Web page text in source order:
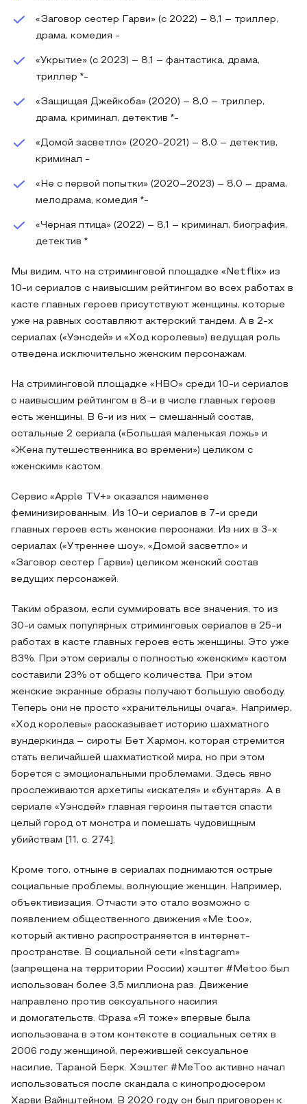
«Заговор сестер Гарви» (с 2022) – 8,1 – триллер,
драма, комедия -
«Укрытие» (с 2023) – 8,1 – фантастика, драма,
триллер *-
«Защищая Джейкоба» (2020) – 8,0 – триллер,
драма, криминал, детектив *-
«Домой засветло» (2020-2021) – 8,0 – детектив,
криминал -
«Не с первой попытки» (2020–2023) – 8,0 – драма,
мелодрама, комедия *-
«Черная птица» (2022) – 8,1 – криминал, биография,
детектив *
Мы видим, что на стриминговой площадке «Netflix» из
10-и сериалов с наивысшим рейтингом во всех работах в
касте главных героев присутствуют женщины, которые
уже на равных составляют актерский тандем. А в 2-х
сериалах («Уэнсдей» и «Ход королевы») ведущая роль
отведена исключительно женским персонажам.
На стриминговой площадке «HBO» среди 10-и сериалов
с наивысшим рейтингом в 8-и в числе главных героев
есть женщины. В 6-и из них – смешанный состав,
остальные 2 сериала («Большая маленькая ложь» и
«Жена путешественника во времени») целиком с
«женским» кастом.
Сервис «Apple TV+» оказался наименее
феминизированным. Из 10-и сериалов в 7-и среди
главных героев есть женские персонажи. Из них в 3-х
сериалах («Утреннее шоу», «Домой засветло» и
«Заговор сестер Гарви») целиком женский состав
ведущих персонажей.
Таким образом, если суммировать все значения, то из
30-и самых популярных стриминговых сериалов в 25-и
работах в касте главных героев есть женщины. Это уже
83%. При этом сериалы с полностью «женским» кастом
составили 23% от общего количества. При этом
женские экранные образы получают большую свободу.
Теперь они не просто «хранительницы очага». Например,
«Ход королевы» рассказывает историю шахматного
вундеркинда – сироты Бет Хармон, которая стремится
стать величайшей шахматисткой мира, но при этом
борется с эмоциональными проблемами. Здесь явно
прослеживаются архетипы «искателя» и «бунтаря». А в
сериале «Уэнсдей» главная героиня пытается спасти
целый город от монстра и помешать чудовищным
убийствам [11, с. 274].
Кроме того, отныне в сериалах поднимаются острые
социальные проблемы, волнующие женщин. Например,
объективизация. Отчасти это стало возможно с
появлением общественного движения «Me too»,
который активно распространяется в интернет-
пространстве. В социальной сети «Instagram»
(запрещена на территории России) хэштег #Metoo был
использован более 3,5 миллиона раз. Движение
направлено против сексуального насилия
и домогательств. Фраза «Я тоже» впервые была
использована в этом контексте в социальных сетях в
2006 году женщиной, пережившей сексуальное
насилие, Тараной Берк. Хэштег #MeToo активно начал
использоваться после скандала с кинопродюсером
Харви Вайнштейном. В 2020 году он был приговорен к